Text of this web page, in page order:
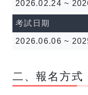
2026.02.24 ~
考試日期
2026.06.06 ~
二、報名方式